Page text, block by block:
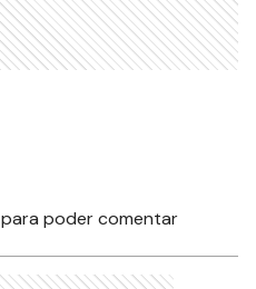
para poder comentar